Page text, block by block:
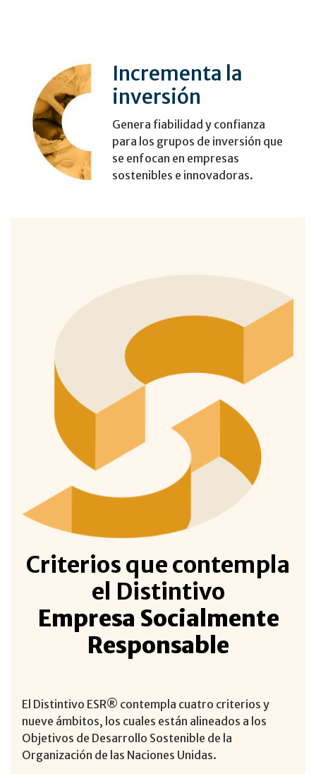
Incrementa la
inversión
Genera fiabilidad y confianza
para los grupos de inversión que
se enfocan en empresas
sostenibles e innovadoras.
Criterios que contempla
el Distintivo
Empresa Socialmente
Responsable
El Distintivo ESR® contempla cuatro criterios y
nueve ámbitos, los cuales están alineados a los
Objetivos de Desarrollo Sostenible de la
Organización de las Naciones Unidas.